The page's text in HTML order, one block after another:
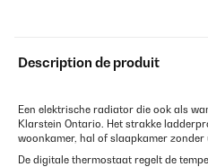
Description de produit
Een elektrische radiator die ook als
Klarstein Ontario. Het strakke
woonkamer, hal of slaapkamer zonder
De digitale thermostaat regelt de